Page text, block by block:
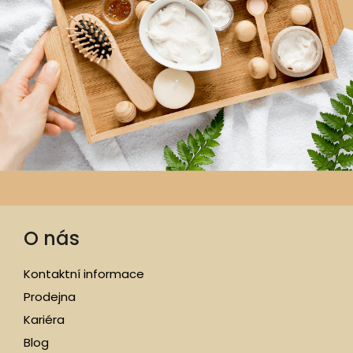
O nás
Kontaktní informace
Prodejna
Kariéra
Blog